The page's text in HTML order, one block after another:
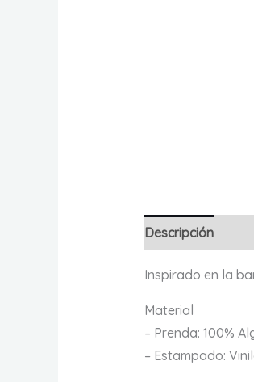
Descripción
Inspirado en la
Material
– Prenda: 100%
– Estampado: